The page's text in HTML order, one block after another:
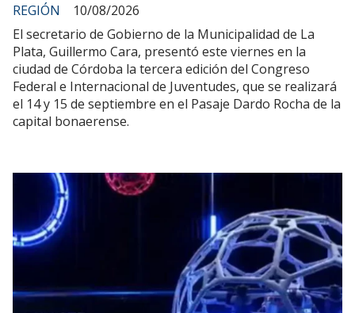
REGIÓN
10/08/2026
El secretario de Gobierno de la Municipalidad de La
Plata, Guillermo Cara, presentó este viernes en la
ciudad de Córdoba la tercera edición del Congreso
Federal e Internacional de Juventudes, que se realizará
el 14 y 15 de septiembre en el Pasaje Dardo Rocha de la
capital bonaerense.